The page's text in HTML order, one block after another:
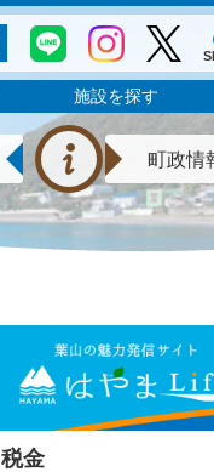
施設を探す
町政情
税金